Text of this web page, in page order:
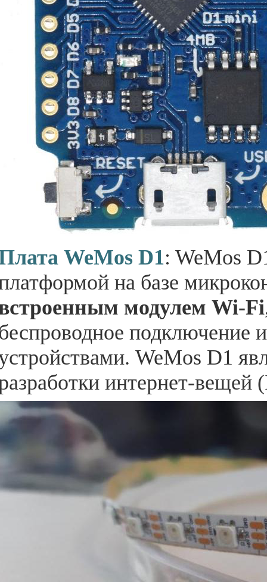
WeMos D1: WeMos
на базе
модулем Wi-Fi
подключение
WeMos D1
интернет-вещей